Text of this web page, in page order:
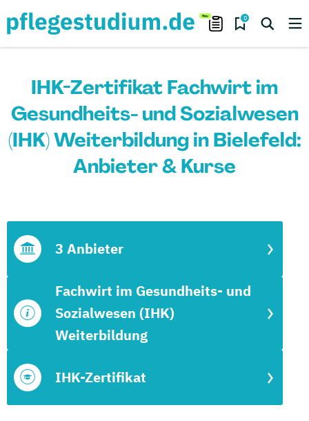
0
IHK-Zertifikat Fachwirt im
Gesundheits- und Sozialwesen
(IHK) Weiterbildung in Bielefeld:
Anbieter & Kurse
IHK-Zertifikat
Fachwirt im Gesundheits- und
Sozialwesen (IHK)
Weiterbildung
3 Anbieter